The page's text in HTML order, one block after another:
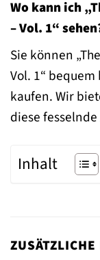
Wo kann ich
– Vol. 1“
Sie können
Vol. 1“
kaufen. Wir
diese
Inhalt